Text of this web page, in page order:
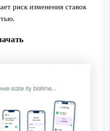
риск изменения ставок